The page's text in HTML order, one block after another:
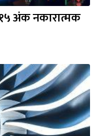
अंक नकारात्मक